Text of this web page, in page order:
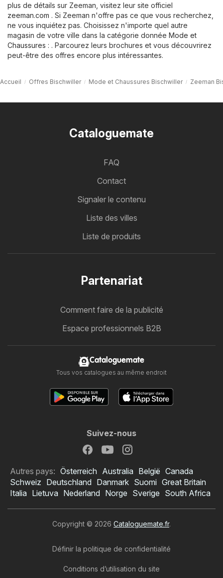
plus de détails sur Zeeman, visitez leur site officiel
zeeman.com . Si Zeeman n'offre pas ce que vous recherchez,
ne vous inquiétez pas. Choisissez n'importe quel autre
magasin de votre ville dans la catégorie donnée Mode et
Chaussures : . Parcourez leurs brochures et vous découvrirez
peut-être des offres encore plus intéressantes.
Accueil Offres Bischwiller Mode et Chaussures Bischwiller Zeeman
Cataloguemate
FAQ
Contact
Signaler le contenu
Liste des villes
Liste de produits
Partenariat
Comment faire de la publicité
Espace professionnels B2B
Cataloguemate
Tous vos catalogues au même endroit
Suivez-nous
Autres pays: Österreich Australia België Canada
Schweiz Deutschland Danmark Suomi Great Britain
Italia Lietuva Nederland Norge Sverige South Africa
Copyright © 2026 Cataloguemate.fr.
Définir la politique de confidentialité
Conditions d’utilisation du site